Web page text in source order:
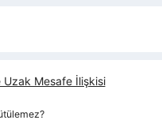
Uzak Mesafe İlişkisi